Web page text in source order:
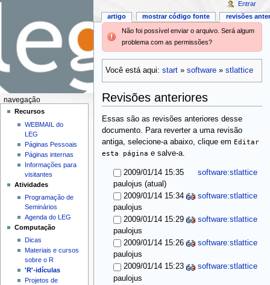
Não foi possível enviar o arquivo. Será algum
problema com as permissões?
Você está aqui: start» software» stlattice
Revisões anteriores
Essas são as revisões anteriores desse
documento. Para reverter a uma revisão
antiga, selecione-a abaixo, clique em Editar
esta página e salve-a.
2009/01/14 15:35
software:stlattice
paulojus (atual)
2009/01/14 15:34
software:stlattice
paulojus
2009/01/14 15:29
software:stlattice
paulojus
2009/01/14 15:26
software:stlattice
paulojus
2009/01/14 15:23
software:stlattice
paulojus
artigo mostrar código fonte revisões
Entrar
navegação
Recursos
WEBMAIL do
LEG
Páginas Pessoais
Páginas internas
Informações para
visitantes
Atividades
Programação de
Seminários
Agenda do LEG
Computação
Dicas
Materiais e cursos
sobre o R
'R'-idículas
Projetos de